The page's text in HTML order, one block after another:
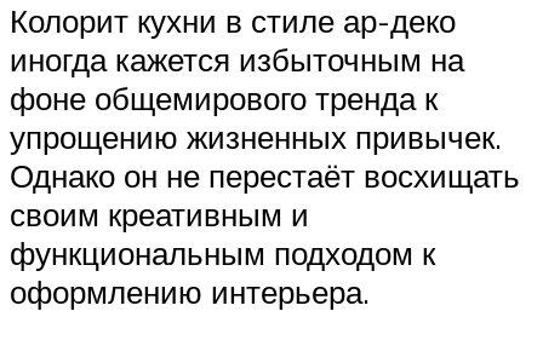
Колорит кухни в стиле ар-деко
иногда кажется избыточным на
фоне общемирового тренда к
упрощению жизненных привычек.
Однако он не перестаёт восхищать
своим креативным и
функциональным подходом к
оформлению интерьера.